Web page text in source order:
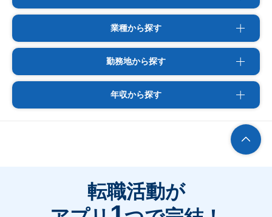
業種から探す
勤務地から探す
年収から探す
転職活動が